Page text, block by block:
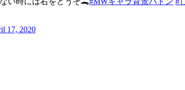
17, 2020